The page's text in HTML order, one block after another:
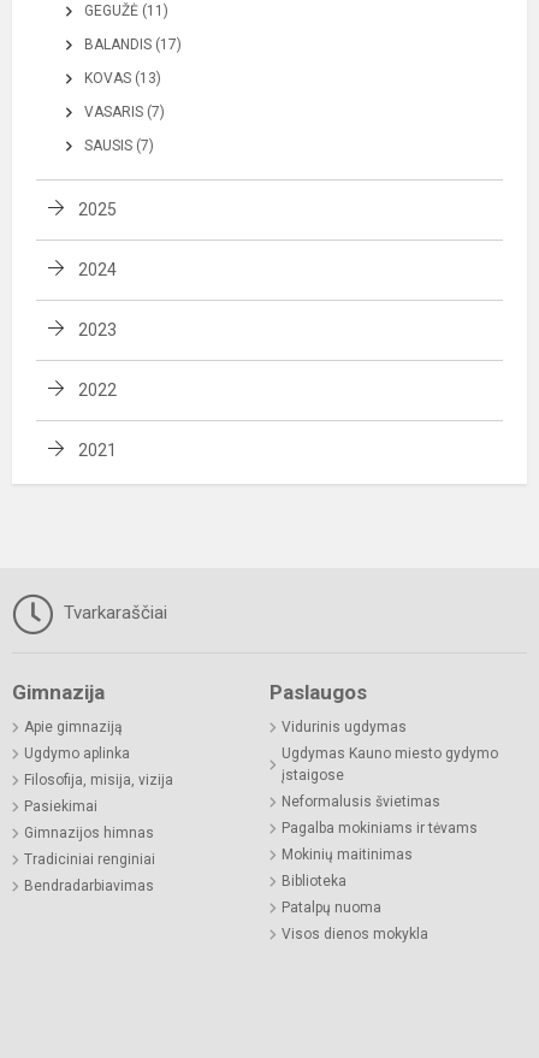
GEGUŽĖ (11)
BALANDIS (17)
KOVAS (13)
VASARIS (7)
SAUSIS (7)
2025
2024
2023
2022
2021
Tvarkaraščiai
Gimnazija
Apie gimnaziją
Ugdymo aplinka
Filosofija, misija, vizija
Pasiekimai
Gimnazijos himnas
Tradiciniai renginiai
Bendradarbiavimas
Paslaugos
Vidurinis ugdymas
Ugdymas Kauno miesto gydymo
įstaigose
Neformalusis švietimas
Pagalba mokiniams ir tėvams
Mokinių maitinimas
Biblioteka
Patalpų nuoma
Visos dienos mokykla